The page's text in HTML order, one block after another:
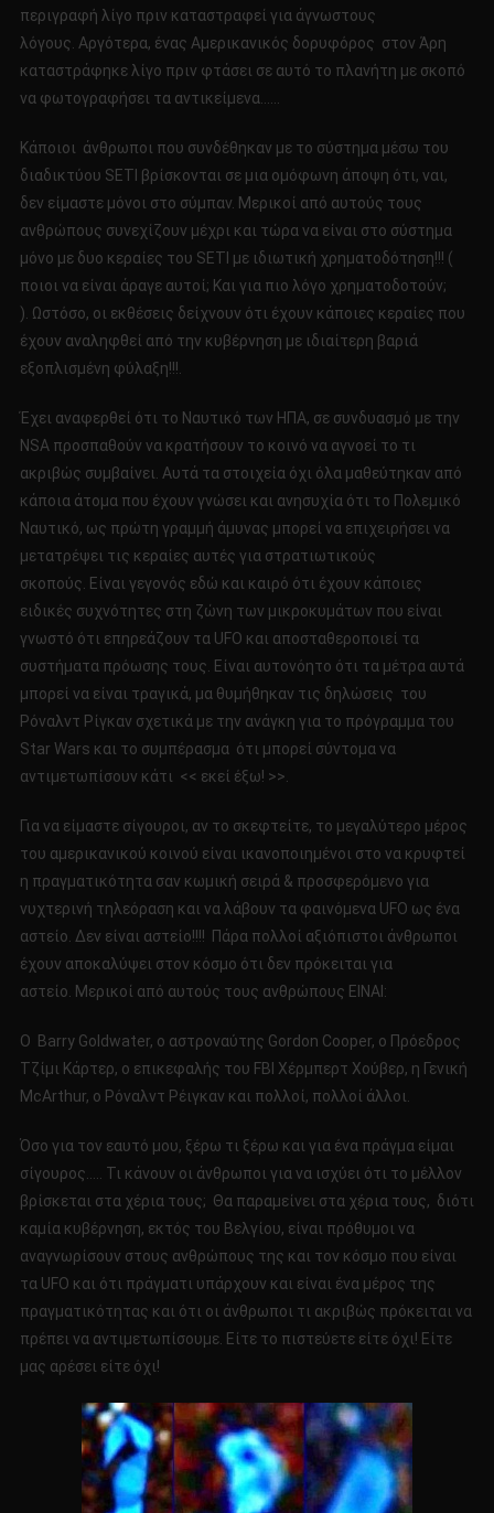
περιγραφή λίγο πριν καταστραφεί για άγνωστους
λόγους. Αργότερα, ένας Αμερικανικός δορυφόρος στον Άρη
καταστράφηκε λίγο πριν φτάσει σε αυτό το πλανήτη με σκοπό
να φωτογραφήσει τα αντικείμενα……
Κάποιοι άνθρωποι που συνδέθηκαν με το σύστημα μέσω του
διαδικτύου SETI βρίσκονται σε μια ομόφωνη άποψη ότι, ναι,
δεν είμαστε μόνοι στο σύμπαν. Μερικοί από αυτούς τους
ανθρώπους συνεχίζουν μέχρι και τώρα να είναι στο σύστημα
μόνο με δυο κεραίες του SETI με ιδιωτική χρηματοδότηση!!! (
ποιοι να είναι άραγε αυτοί; Και για πιο λόγο χρηματοδοτούν;
). Ωστόσο, οι εκθέσεις δείχνουν ότι έχουν κάποιες κεραίες που
έχουν αναληφθεί από την κυβέρνηση με ιδιαίτερη βαριά
εξοπλισμένη φύλαξη!!!.
Έχει αναφερθεί ότι το Ναυτικό των ΗΠΑ, σε συνδυασμό με την
NSA προσπαθούν να κρατήσουν το κοινό να αγνοεί το τι
ακριβώς συμβαίνει. Αυτά τα στοιχεία όχι όλα μαθεύτηκαν από
κάποια άτομα που έχουν γνώσει και ανησυχία ότι το Πολεμικό
Ναυτικό, ως πρώτη γραμμή άμυνας μπορεί να επιχειρήσει να
μετατρέψει τις κεραίες αυτές για στρατιωτικούς
σκοπούς. Είναι γεγονός εδώ και καιρό ότι έχουν κάποιες
ειδικές συχνότητες στη ζώνη των μικροκυμάτων που είναι
γνωστό ότι επηρεάζουν τα UFO και αποσταθεροποιεί τα
συστήματα πρόωσης τους. Είναι αυτονόητο ότι τα μέτρα αυτά
μπορεί να είναι τραγικά, μα θυμήθηκαν τις δηλώσεις του
Ρόναλντ Ρίγκαν σχετικά με την ανάγκη για το πρόγραμμα του
Star Wars και το συμπέρασμα ότι μπορεί σύντομα να
αντιμετωπίσουν κάτι << εκεί έξω! >>.
Για να είμαστε σίγουροι, αν το σκεφτείτε, το μεγαλύτερο μέρος
του αμερικανικού κοινού είναι ικανοποιημένοι στο να κρυφτεί
η πραγματικότητα σαν κωμική σειρά & προσφερόμενο για
νυχτερινή τηλεόραση και να λάβουν τα φαινόμενα UFO ως ένα
αστείο. Δεν είναι αστείο!!!! Πάρα πολλοί αξιόπιστοι άνθρωποι
έχουν αποκαλύψει στον κόσμο ότι δεν πρόκειται για
αστείο. Μερικοί από αυτούς τους ανθρώπους ΕΙΝΑΙ:
Ο Barry Goldwater, ο αστροναύτης Gordon Cooper, ο Πρόεδρος
Τζίμι Κάρτερ, ο επικεφαλής του FBI Χέρμπερτ Χούβερ, η Γενική
McArthur, ο Ρόναλντ Ρέιγκαν και πολλοί, πολλοί άλλοι.
Όσο για τον εαυτό μου, ξέρω τι ξέρω και για ένα πράγμα είμαι
σίγουρος….. Τι κάνουν οι άνθρωποι για να ισχύει ότι το μέλλον
βρίσκεται στα χέρια τους; Θα παραμείνει στα χέρια τους, διότι
καμία κυβέρνηση, εκτός του Βελγίου, είναι πρόθυμοι να
αναγνωρίσουν στους ανθρώπους της και τον κόσμο που είναι
τα UFO και ότι πράγματι υπάρχουν και είναι ένα μέρος της
πραγματικότητας και ότι οι άνθρωποι τι ακριβώς πρόκειται να
πρέπει να αντιμετωπίσουμε. Είτε το πιστεύετε είτε όχι! Είτε
μας αρέσει είτε όχι!